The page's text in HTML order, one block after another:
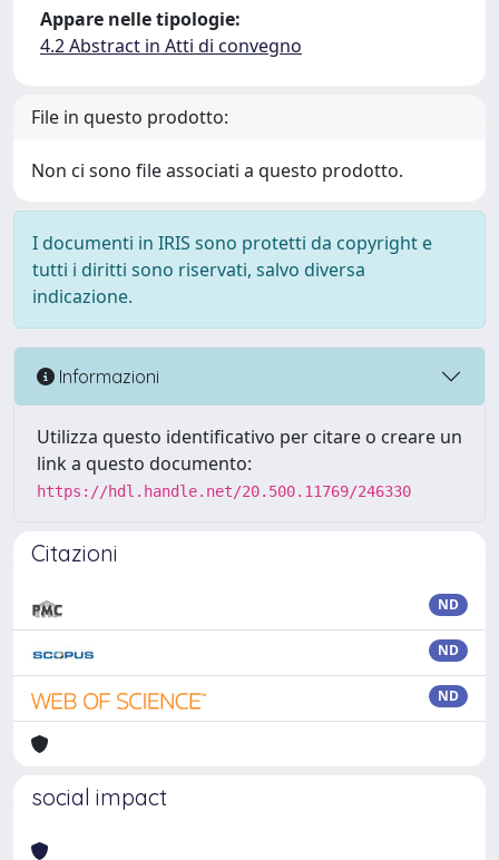
Appare nelle tipologie:
4.2 Abstract in Atti di convegno
File in questo prodotto:
Non ci sono file associati a questo prodotto.
I documenti in IRIS sono protetti da copyright e
tutti i diritti sono riservati, salvo diversa
indicazione.
Informazioni
Utilizza questo identificativo per citare o creare un
link a questo documento:
https://hdl.handle.net/20.500.11769/246330
Citazioni
ND
ND
ND
social impact